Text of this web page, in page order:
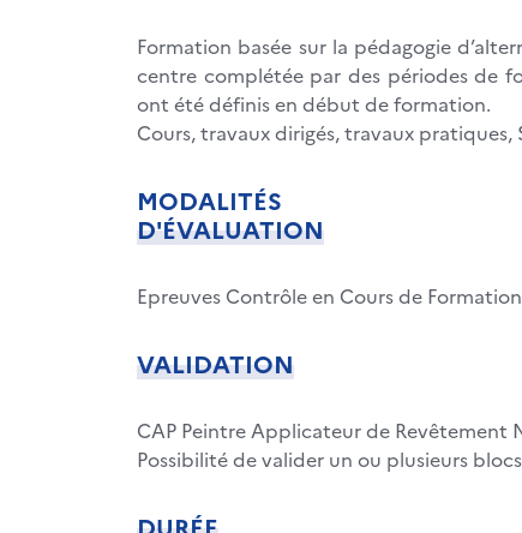
Formation basée sur la pédagogie
centre complétée par des périodes de
ont été définis en début de formation.
Cours, travaux dirigés, travaux pratiques,
MODALITÉS
D'ÉVALUATION
Epreuves Contrôle en Cours de
VALIDATION
CAP Peintre Applicateur de Revêtement
Possibilité de valider un ou plusieurs
DURÉE